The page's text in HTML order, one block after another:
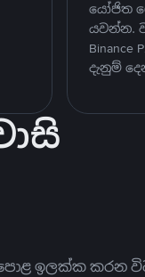
යෝජිත
යවන්න.
දැනුම්
ඉලක්ක කරන විට,